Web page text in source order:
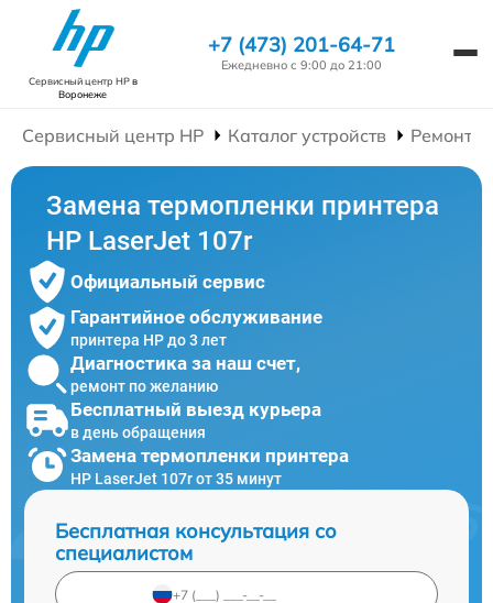
Сервисный центр HPв
Воронеже
+7 (473) 201-64-71
Ежедневно с 9:00 до 21:00
Сервисный центр HP Каталог устройств Ремонт
Замена термопленки принтера
HP LaserJet 107r
Официальный сервис
Гарантийное обслуживание
принтера HP до 3 лет
Диагностика за наш счет,
ремонт по желанию
Бесплатный выезд курьера
в день обращения
Замена термопленки принтера
HP LaserJet 107r от 35 минут
Бесплатная консультация со
специалистом